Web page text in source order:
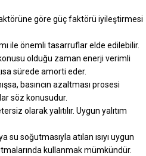
göre güç faktörü iyileştirmesi
ile önemli tasarruflar elde edilebilir.
olduğu zaman enerji verimli
sürede amorti eder.
basıncın azaltması prosesi
söz konusudur.
olarak yalıtılır. Uygun yalıtım
soğutmasıyla atılan ısıyı uygun
kullanmak mümkündür.